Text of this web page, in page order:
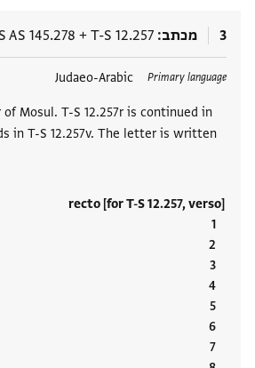
3 מכתב T-S 12.257
+
AS 145.278
Primary language
Judaeo-Arabic
Mosul. T-S 12.257r is continued in
in T-S 12.257v. The letter is written
recto [for T-S 12.257, verso]
תגים